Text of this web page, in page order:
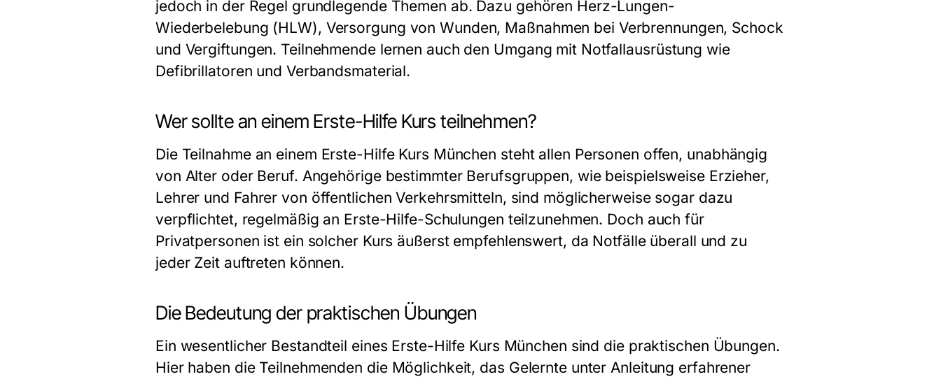
jedoch in der Regel grundlegende Themen ab. Dazu gehören Herz-Lungen-
Wiederbelebung (HLW), Versorgung von Wunden, Maßnahmen bei Verbrennungen, Schock
und Vergiftungen. Teilnehmende lernen auch den Umgang mit Notfallausrüstung wie
Defibrillatoren und Verbandsmaterial.
Wer sollte an einem Erste-Hilfe Kurs teilnehmen?
Die Teilnahme an einem Erste-Hilfe Kurs München steht allen Personen offen, unabhängig
von Alter oder Beruf. Angehörige bestimmter Berufsgruppen, wie beispielsweise Erzieher,
Lehrer und Fahrer von öffentlichen Verkehrsmitteln, sind möglicherweise sogar dazu
verpflichtet, regelmäßig an Erste-Hilfe-Schulungen teilzunehmen. Doch auch für
Privatpersonen ist ein solcher Kurs äußerst empfehlenswert, da Notfälle überall und zu
jeder Zeit auftreten können.
Die Bedeutung der praktischen Übungen
Ein wesentlicher Bestandteil eines Erste-Hilfe Kurs München sind die praktischen Übungen.
Hier haben die Teilnehmenden die Möglichkeit, das Gelernte unter Anleitung erfahrener